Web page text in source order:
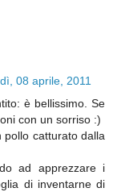
08 aprile, 2011
è bellissimo. Se
con un sorriso :)
pollo catturato dalla
ad apprezzare i
di inventarne di